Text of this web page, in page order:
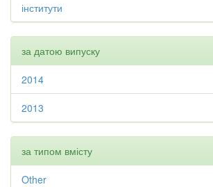
інститути
за датою випуску
2014
2013
за типом вмісту
Other